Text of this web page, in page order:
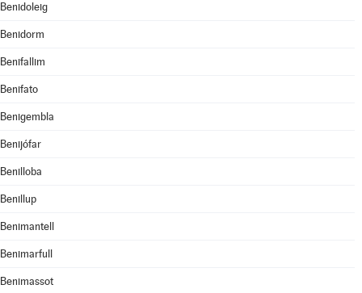
Benidoleig
Benidorm
Benifallim
Benifato
Benigembla
Benijófar
Benilloba
Benillup
Benimantell
Benimarfull
Benimassot